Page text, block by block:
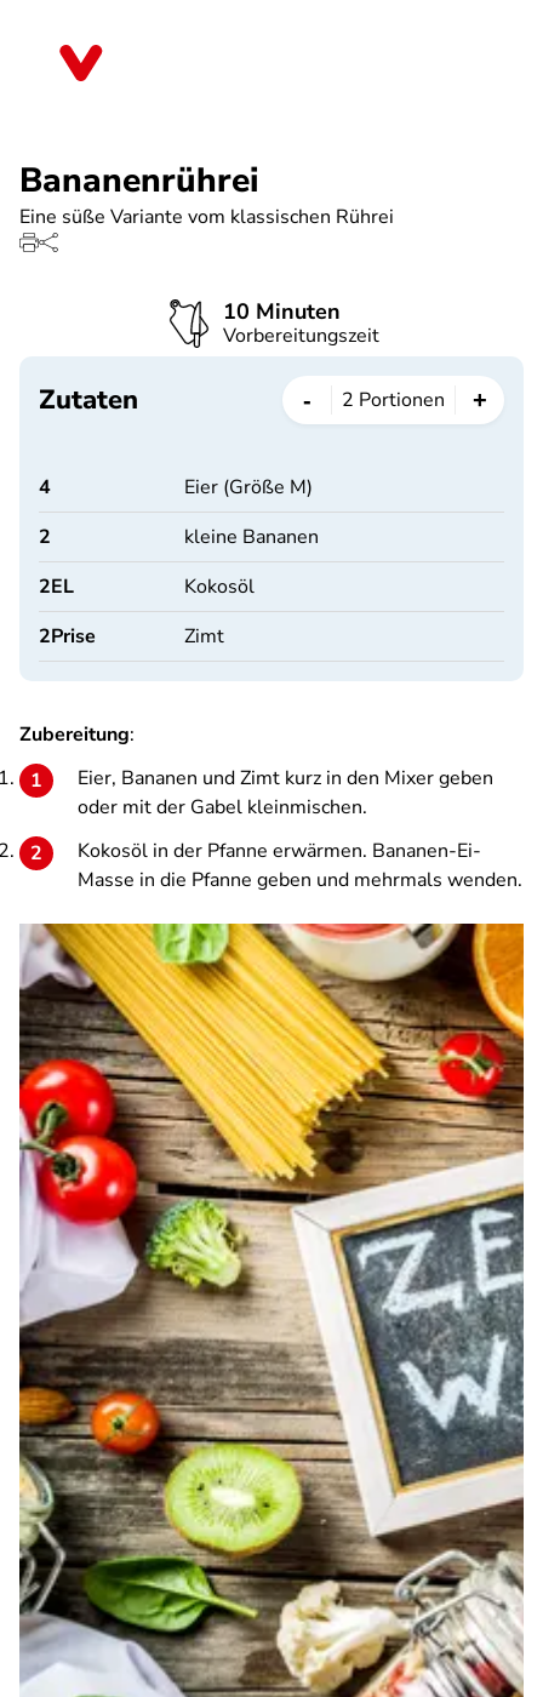
Bananenrührei
Eine süße Variante vom klassischen Rührei
10 Minuten
Vorbereitungszeit
Zutaten - 2 Portionen +
4
Eier (Größe M)
2
kleine Bananen
2EL
Kokosöl
2Prise Zimt
Zubereitung:
Eier, Bananen und Zimt kurz in den Mixer geben
oder mit der Gabel kleinmischen.
Kokosöl in der Pfanne erwärmen. Bananen-Ei-
Masse in die Pfanne geben und mehrmals wenden.